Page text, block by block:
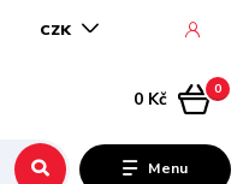
Menu
CZK
0
0 Kč